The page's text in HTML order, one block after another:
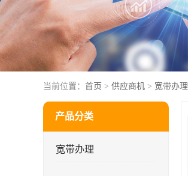
当前位置： 首页 > 供应商机 > 宽带办理
产品分类
宽带办理